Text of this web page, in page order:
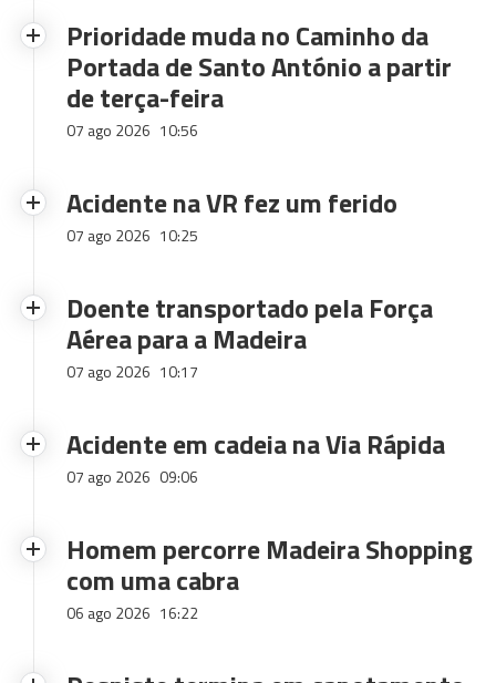
Prioridade muda no Caminho da
Portada de Santo António a partir
de terça-feira
07 ago 2026 10:56
Acidente na VR fez um ferido
07 ago 2026 10:25
Doente transportado pela Força
Aérea para a Madeira
07 ago 2026 10:17
Acidente em cadeia na Via Rápida
07 ago 2026 09:06
Homem percorre Madeira Shopping
com uma cabra
06 ago 2026 16:22